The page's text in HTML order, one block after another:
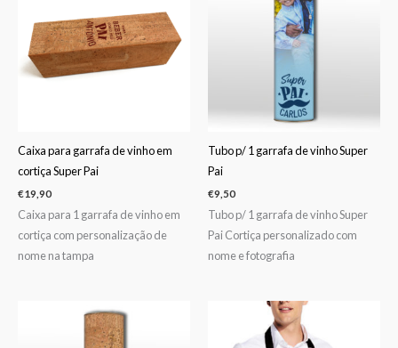
Caixa para garrafa de vinho em
cortiça Super Pai
€19,90
Caixa para 1 garrafa de vinho em
cortiça com personalização de
nome na tampa
Tubo p/ 1 garrafa de vinho Super
Pai
€9,50
Tubo p/ 1 garrafa de vinho Super
Pai Cortiça personalizado com
nome e fotografia